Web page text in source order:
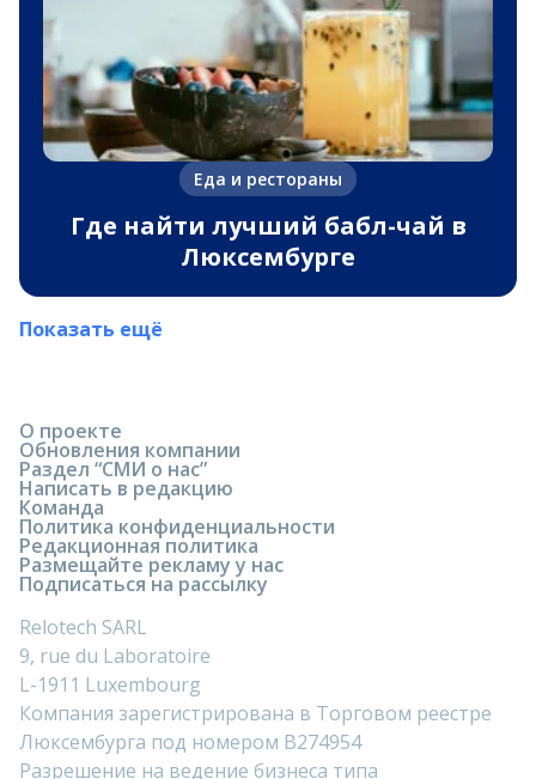
Еда и рестораны
Где найти лучший бабл-чай в
Люксембурге
Показать ещё
О проекте
Обновления компании
Раздел “СМИ о нас”
Написать в редакцию
Команда
Политика конфиденциальности
Редакционная политика
Размещайте рекламу у нас
Подписаться на рассылку
Relotech SARL
9, rue du Laboratoire
L-1911 Luxembourg
Компания зарегистрирована в Торговом реестре
Люксембурга под номером B274954
Разрешение на ведение бизнеса типа